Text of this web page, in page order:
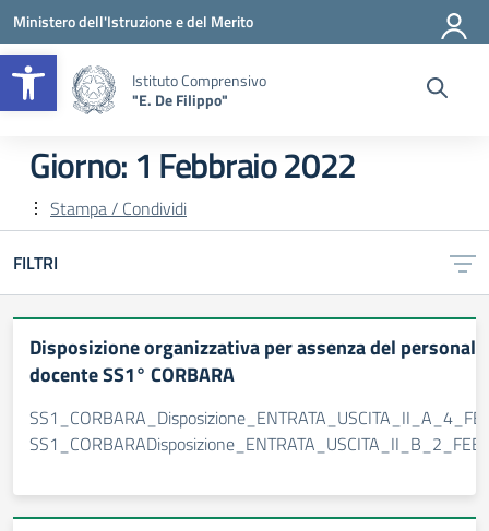
Apri la barra degli strumenti
Vai ai contenuti
Vai al menu di navigazione
Vai al footer
Ministero dell'Istruzione e del Merito
Istituto Comprensivo
"E. De Filippo"
Giorno: 1 Febbraio 2022
Stampa / Condividi
FILTRI
Disposizione organizzativa per assenza del personale
docente SS1° CORBARA